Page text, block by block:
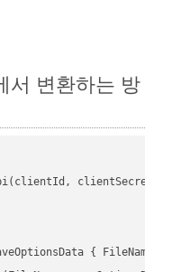
서 변환하는 방
clientSecret);
{ FileName =